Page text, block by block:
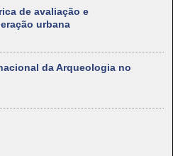
de avaliação e
urbana
da Arqueologia no